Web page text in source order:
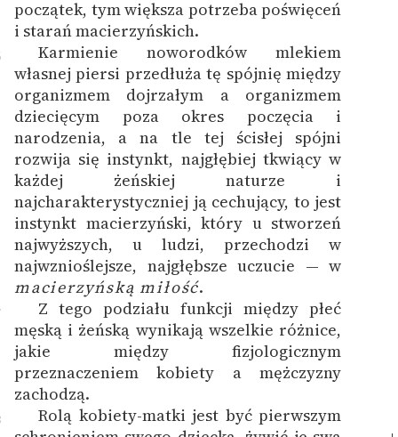
początek, tym większa potrzeba poświęceń
i starań macierzyńskich.
Karmienie noworodków mlekiem
własnej piersi przedłuża tę spójnię między
organizmem dojrzałym a organizmem
dziecięcym poza okres poczęcia i
narodzenia, a na tle tej ścisłej spójni
rozwija się instynkt, najgłębiej tkwiący w
każdej żeńskiej naturze i
najcharakterystyczniej ją cechujący, to jest
instynkt macierzyński, który u stworzeń
najwyższych, u ludzi, przechodzi w
najwznioślejsze, najgłębsze uczucie — w
macierzyńską miłość.
Z tego podziału funkcji między płeć
męską i żeńską wynikają wszelkie różnice,
jakie między fizjologicznym
przeznaczeniem kobiety a mężczyzny
zachodzą.
Rolą kobiety-matki jest być pierwszym